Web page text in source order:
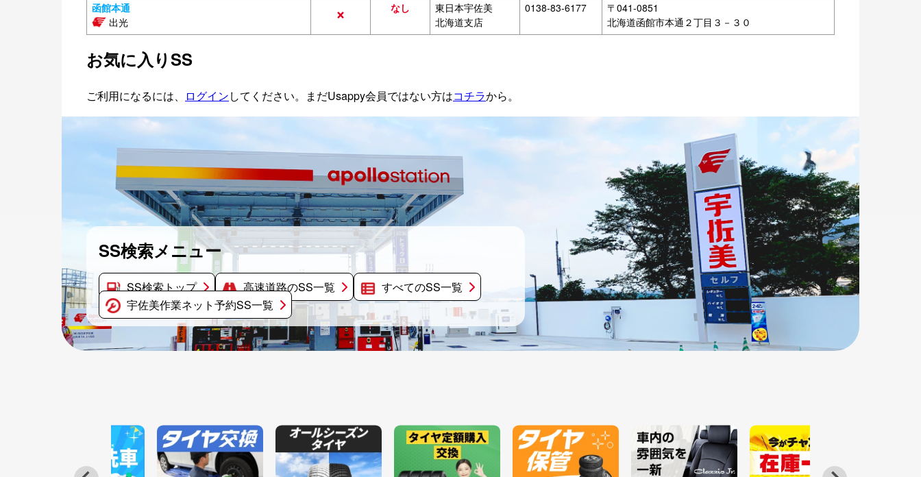
函館本通
出光
× なし
東日本宇佐美
北海道支店
0138-83-6177
〒041-0851
北海道函館市本通２丁目３－３０
お気に入りSS
ご利用になるには、 ログインしてください。まだUsappy会員ではない方はコチラから。
SS検索メニュー
SS検索トップ 高速道路のSS一覧
すべてのSS一覧
宇佐美作業ネット予約SS一覧